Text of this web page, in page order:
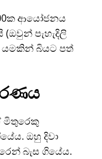
ආයෝජනය
පැහැදිලි
යමකින් බියට පත්
මිතුරෙකු
ඔහු දිවා
බැස ගියේය.